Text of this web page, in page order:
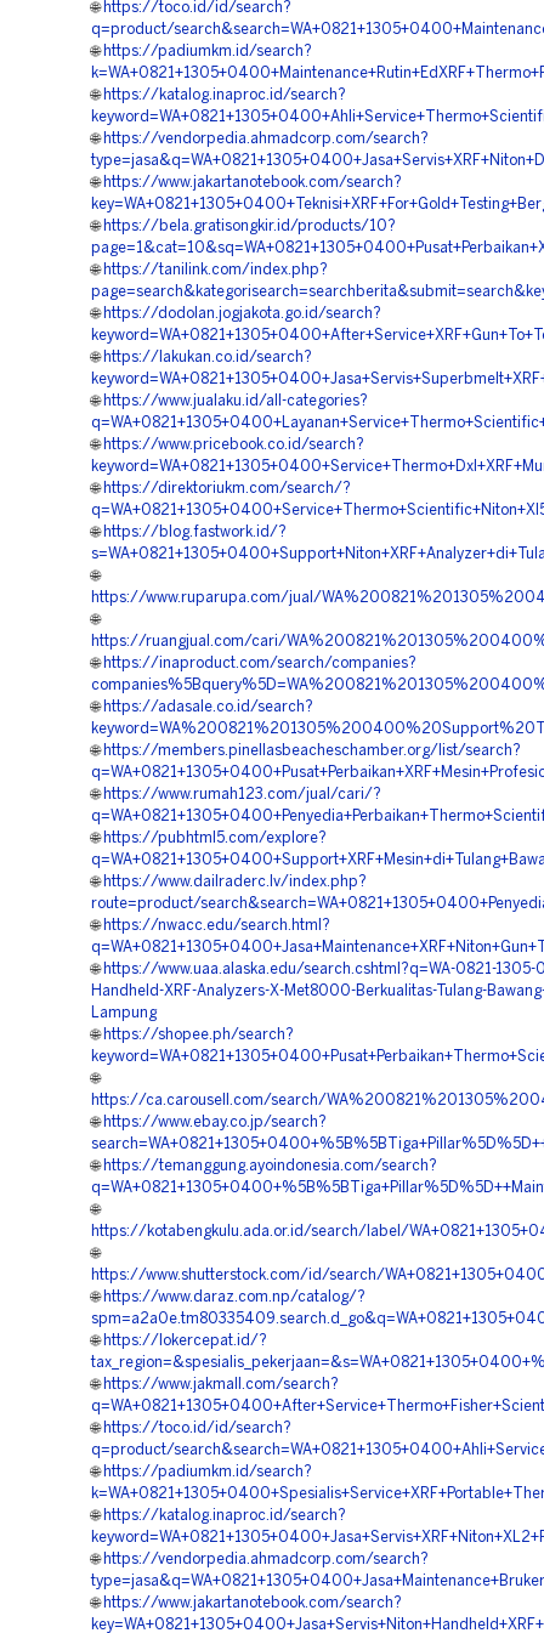
🌐 https://toco.id/id/search?
q=product/
🌐 https://padiumkm.id/search?
🌐 https://katalog.inaproc.id/search?
🌐 https://vendorpedia.ahmadcorp.com/search?
🌐 https://www.jakartanotebook.com/search?
🌐 https://bela.gratisongkir.id/products/10?
🌐 https://tanilink.com/index.php?
🌐 https://dodolan.jogjakota.go.id/search?
🌐 https://lakukan.co.id/search?
🌐 https://www.jualaku.id/all-categories?
🌐 https://www.pricebook.co.id/search?
🌐 https://direktoriukm.com/search/?
🌐 https://blog.fastwork.id/?
🌐
https://www.ruparupa.com/jual/
🌐
https://ruangjual.com/cari/
🌐 https://inaproduct.com/search/companies?
🌐 https://adasale.co.id/search?
🌐 https://members.pinellasbeacheschamber.org/list/search?
🌐 https://www.rumah123.com/jual/cari/?
🌐 https://pubhtml5.com/explore?
🌐 https://www.dailraderc.lv/index.php?
route=product/
🌐 https://nwacc.edu/search.html?
🌐 https://www.uaa.alaska.edu/search.cshtml?q=WA-0821-1305-
Handheld-XRF-Analyzers-X-Met8000-Berkualitas-Tulang-
Lampung
🌐 https://shopee.ph/search?
🌐
https://ca.carousell.com/search/
🌐 https://www.ebay.co.jp/search?
🌐 https://temanggung.ayoindonesia.com/search?
🌐
https://kotabengkulu.ada.or.id/search/label/
🌐
https://www.shutterstock.com/id/search/
🌐 https://www.daraz.com.np/catalog/?
🌐 https://lokercepat.id/?
🌐 https://www.jakmall.com/search?
🌐 https://toco.id/id/search?
q=product/
🌐 https://padiumkm.id/search?
🌐 https://katalog.inaproc.id/search?
🌐 https://vendorpedia.ahmadcorp.com/search?
🌐 https://www.jakartanotebook.com/search?